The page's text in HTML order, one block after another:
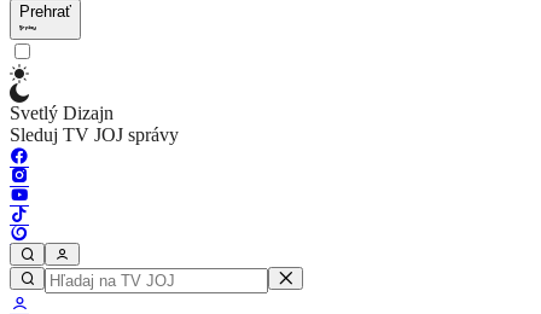
Prehrať
Svetlý Dizajn
Sleduj TV JOJ správy